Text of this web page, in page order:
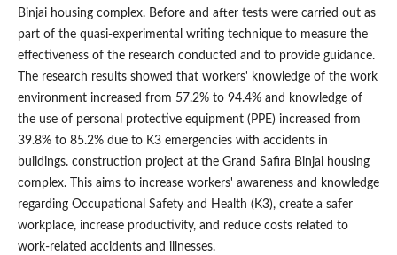
Binjai housing complex. Before and after tests were carried out as
part of the quasi-experimental writing technique to measure the
effectiveness of the research conducted and to provide guidance.
The research results showed that workers' knowledge of the work
environment increased from 57.2% to 94.4% and knowledge of
the use of personal protective equipment (PPE) increased from
39.8% to 85.2% due to K3 emergencies with accidents in
buildings. construction project at the Grand Safira Binjai housing
complex. This aims to increase workers' awareness and knowledge
regarding Occupational Safety and Health (K3), create a safer
workplace, increase productivity, and reduce costs related to
work-related accidents and illnesses.